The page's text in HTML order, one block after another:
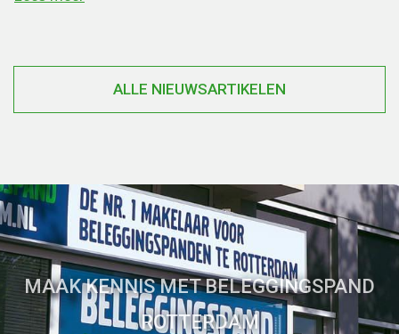
ALLE NIEUWSARTIKELEN
MAAK KENNIS MET BELEGGINGSPAND
ROTTERDAM